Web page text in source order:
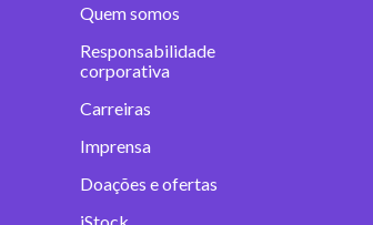
Quem somos
Responsabilidade
corporativa
Carreiras
Imprensa
Doações e ofertas